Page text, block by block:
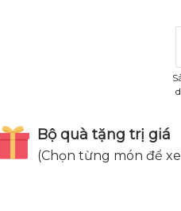
Bộ quà tặng trị giá
(Chọn từng món để